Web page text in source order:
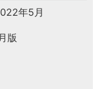
年5月
版